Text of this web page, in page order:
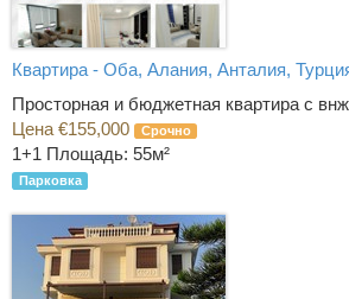
Квартира - Оба, Алания, Анталия,
Просторная и бюджетная квартира с
Цена €155,000
Срочно
1+1 Площадь: 55м²
Парковка